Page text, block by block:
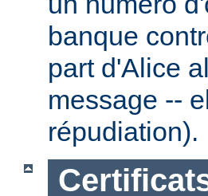
banque
part d'Alice
message --
répudiation).